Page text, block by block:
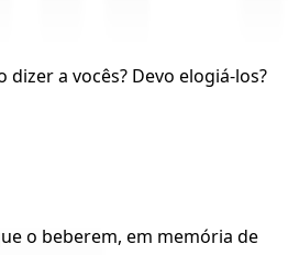
a vocês? Devo elogiá-los?
o beberem, em memória de